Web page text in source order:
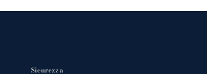
Sicurezza